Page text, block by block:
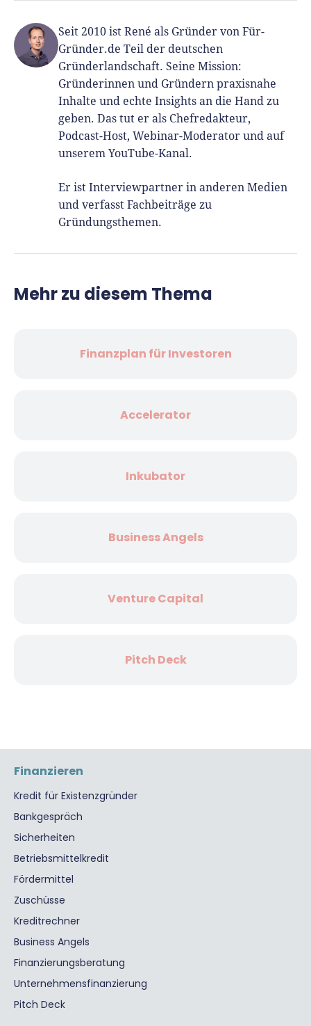
Seit 2010 ist René als Gründer von Für-
Gründer.de Teil der deutschen
Gründerlandschaft. Seine Mission:
Gründerinnen und Gründern praxisnahe
Inhalte und echte Insights an die Hand zu
geben. Das tut er als Chefredakteur,
Podcast-Host, Webinar-Moderator und auf
unserem YouTube-Kanal.
Er ist Interviewpartner in anderen Medien
und verfasst Fachbeiträge zu
Gründungsthemen.
Mehr zu diesem Thema
Finanzplan für Investoren
Accelerator
Inkubator
Business Angels
Venture Capital
Pitch Deck
Finanzieren
Kredit für Existenzgründer
Bankgespräch
Sicherheiten
Betriebsmittelkredit
Fördermittel
Zuschüsse
Kreditrechner
Business Angels
Finanzierungsberatung
Unternehmensfinanzierung
Pitch Deck